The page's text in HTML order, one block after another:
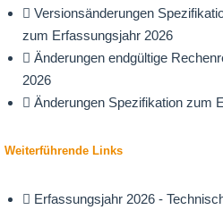
Versionsänderungen
zum Erfassungsjahr 2026
Änderungen endgültige
2026
Änderungen Spezifikation zum
Weiterführende Links
Erfassungsjahr 2026 -